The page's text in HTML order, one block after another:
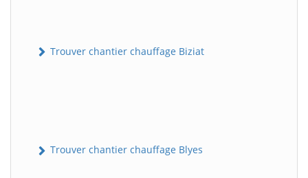
Trouver chantier chauffage Biziat
Trouver chantier chauffage Blyes